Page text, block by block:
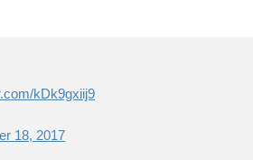
kDk9gxiij9
18, 2017